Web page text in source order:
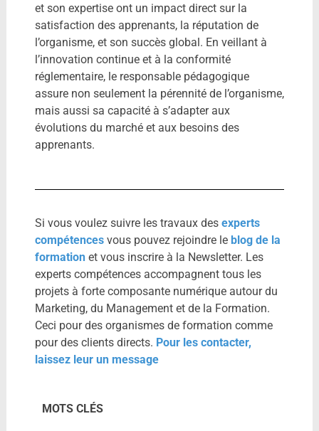
et son expertise ont un impact direct sur la
satisfaction des apprenants, la réputation de
l’organisme, et son succès global. En veillant à
l’innovation continue et à la conformité
réglementaire, le responsable pédagogique
assure non seulement la pérennité de l’organisme,
mais aussi sa capacité à s’adapter aux
évolutions du marché et aux besoins des
apprenants.
Si vous voulez suivre les travaux des experts
compétencesvous pouvez rejoindre le blog de la
formation et vous inscrire à la Newsletter. Les
experts compétences accompagnent tous les
projets à forte composante numérique autour du
Marketing, du Management et de la Formation.
Ceci pour des organismes de formation comme
pour des clients directs. Pour les contacter,
laissez leur un message
MOTS CLÉS